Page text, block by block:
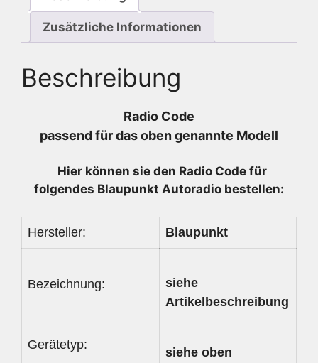
022
-
1560352950
Zusätzliche Informationen
Beschreibung
Radio Code
passend für das oben genannte Modell
Hier können sie den Radio Code für
folgendes Blaupunkt Autoradio bestellen:
Hersteller: Blaupunkt
Bezeichnung:
siehe
Artikelbeschreibung
Gerätetyp:
siehe oben